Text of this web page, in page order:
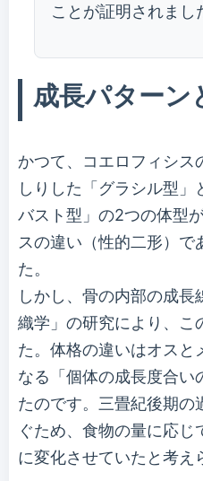
ことが証明されまし
成長パターン
かつて、コエロフィシス
しりした「グラシル型」
バスト型」の2つの体型
スの違い（性的二形）で
た。
しかし、骨の内部の成
織学」の研究により、こ
た。体格の違いはオスと
なる「個体の成長度合い
たのです。三畳紀後期の
ぐため、食物の量に応
に変化させていたと考え